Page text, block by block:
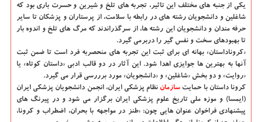
یکی از جنبه ­های مختلف این تاثیر، تجربه ­های تلخ و شیرین و حسرت­ باری بود که
شاغلین و دانشجویان رشته ­های در رابطه با سلامت، از پرستاران و پزشکان تا سایر
حرفه­ مندان و دانشجویان این رشته ­ها، از سرگذراندند که مرگ های تلخ و اندوه­ بار
تا بهبودهای سخت و نفس گیر را دربرمی ­گیرد.
«کروناداستان» بهانه ای برای ثبت این تجربه های منحصربه­ فرد است تا ضمن ثبت
آنها به بهترین ها جوایزی اهدا شود. این آثار در دو قالب ادبی «داستان کوتاه» یا
«روایت» و دو بخش «شاغلین» و «دانشجویان» مورد برررسی قرار می گیرد.
کرونا داستان با حمایت سازمان نظام پزشکی ایران، انجمن دانشجویان پزشکی ایران
(ایمسا) و موزه ملی تاریخ علوم پزشکی ایران برگزار می ­شود و در پیرنگ ­های
پیشنهادی فراخوان عنوان هایی چون: «طنز در مواجهه با بحران، اضطراب و کرونا،